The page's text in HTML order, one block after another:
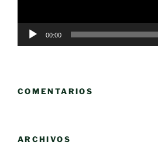
00:00
COMENTARIOS
ARCHIVOS